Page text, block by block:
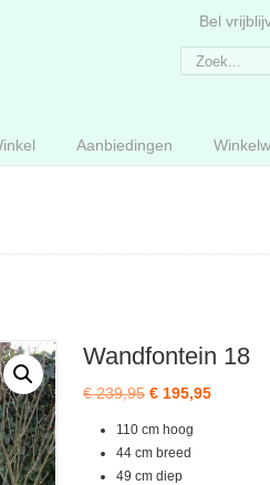
Bel
Aanbiedingen
Wandfontein 18
€239,95 Oorspronkelijke
was:
€ 239,95.
€ 195,95Huidige
110 cm hoog
44 cm breed
49 cm diep